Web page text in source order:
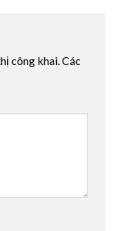
công khai.Các